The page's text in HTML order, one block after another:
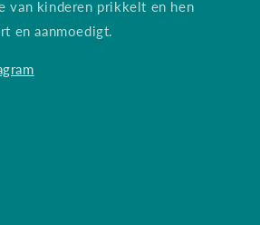
van kinderen prikkelt en hen
en aanmoedigt.